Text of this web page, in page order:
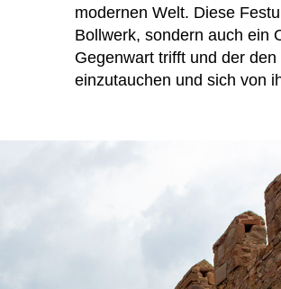
modernen Welt. Diese
Bollwerk, sondern auch ein
Gegenwart trifft und der
einzutauchen und sich von